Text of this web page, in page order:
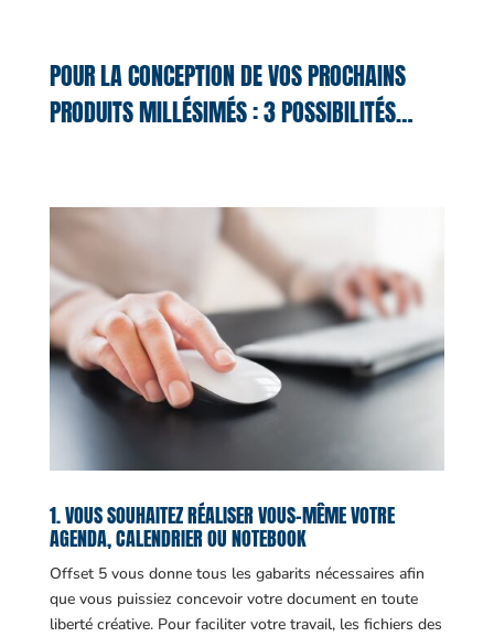
POUR LA CONCEPTION DE VOS PROCHAINS
PRODUITS MILLÉSIMÉS : 3 POSSIBILITÉS…
1. VOUS SOUHAITEZ RÉALISER VOUS-MÊME VOTRE
AGENDA, CALENDRIER OU NOTEBOOK
Offset 5 vous donne tous les gabarits nécessaires afin
que vous puissiez concevoir votre document en toute
liberté créative. Pour faciliter votre travail, les fichiers des